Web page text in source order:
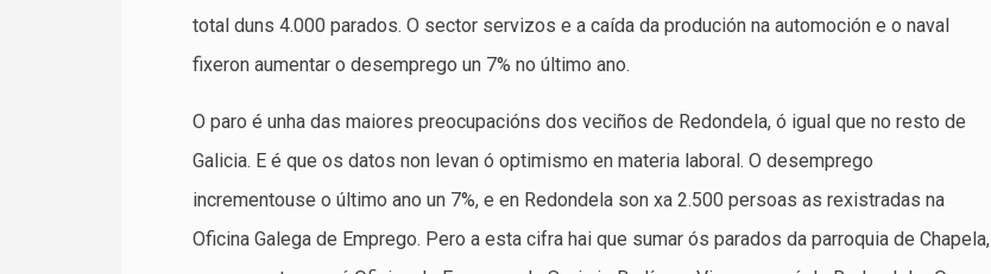
total duns 4.000 parados. O sector servizos e a caída da produción na automoción e o naval
fixeron aumentar o desemprego un 7% no último ano.
O paro é unha das maiores preocupacións dos veciños de Redondela, ó igual que no resto de
Galicia. E é que os datos non levan ó optimismo en materia laboral. O desemprego
incrementouse o último ano un 7%, e en Redondela son xa 2.500 persoas as rexistradas na
Oficina Galega de Emprego. Pero a esta cifra hai que sumar ós parados da parroquia de Chapela,